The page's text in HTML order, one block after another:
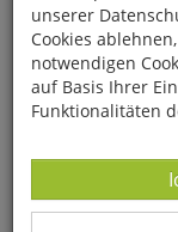
unserer
Cookies
notwendigen
auf Basis Ihrer
Funktionalitäten